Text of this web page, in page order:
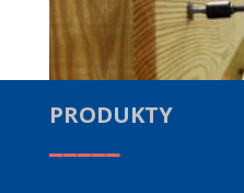
PRODUKTY